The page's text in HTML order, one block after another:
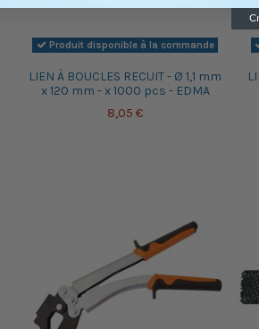
Produit disponible à la commande
LIEN À BOUCLES RECUIT - Ø 1,1 mm
x 120 mm - x 1000 pcs - EDMA
8,05 €